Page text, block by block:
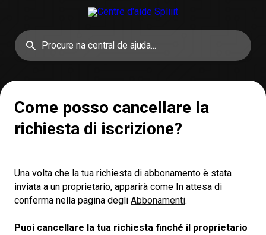
Come posso cancellare la
richiesta di iscrizione?
Una volta che la tua richiesta di abbonamento è stata
inviata a un proprietario, apparirà come In attesa di
conferma nella pagina degli Abbonamenti.
Puoi cancellare la tua richiesta finché il proprietario